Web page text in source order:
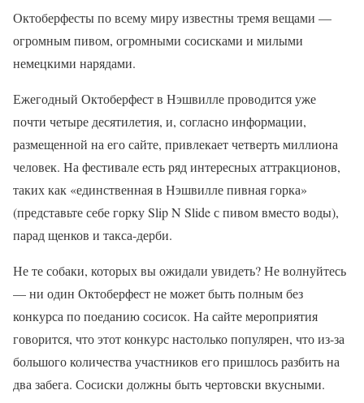
Октоберфесты по всему миру известны тремя вещами —
огромным пивом, огромными сосисками и милыми
немецкими нарядами.
Ежегодный Октоберфест в Нэшвилле проводится уже
почти четыре десятилетия, и, согласно информации,
размещенной на его сайте, привлекает четверть миллиона
человек. На фестивале есть ряд интересных аттракционов,
таких как «единственная в Нэшвилле пивная горка»
(представьте себе горку Slip N Slide с пивом вместо воды),
парад щенков и такса-дерби.
Не те собаки, которых вы ожидали увидеть? Не волнуйтесь
— ни один Октоберфест не может быть полным без
конкурса по поеданию сосисок. На сайте мероприятия
говорится, что этот конкурс настолько популярен, что из-за
большого количества участников его пришлось разбить на
два забега. Сосиски должны быть чертовски вкусными.